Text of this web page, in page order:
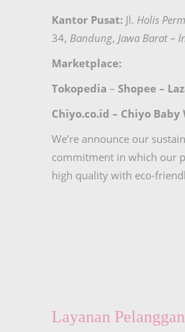
Kantor Pusat: Jl. Holis
34, Bandung, Jawa Barat –
Marketplace:
Tokopedia – Shopee –
Chiyo.co.id – Chiyo Baby
We’re announce our
commitment in which our
high quality with eco-
Layanan Pelanggan